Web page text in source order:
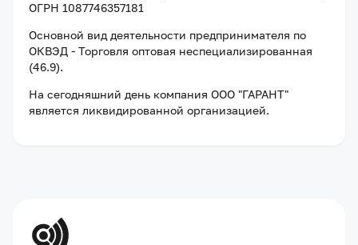
ОГРН 1087746357181
Основной вид деятельности предпринимателя по
ОКВЭД - Торговля оптовая неспециализированная
(46.9).
На сегодняшний день компания ООО "ГАРАНТ"
является ликвидированной организацией.